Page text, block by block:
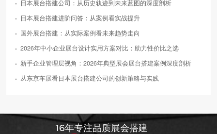
日本展台搭建公司：从历史轨迹到未来蓝图的深度剖析
日本展台搭建进阶问答：从案例看实战提升
国外展台搭建：从实际案例看未来趋势走向
2026年中小企业展台设计实用方案对比：助力性价比之选
新手企业管理层视角：2026年典型展会展台搭建案例深度剖析
从东京车展看日本展台搭建公司的创新策略与实践
16年专注品质展会搭建